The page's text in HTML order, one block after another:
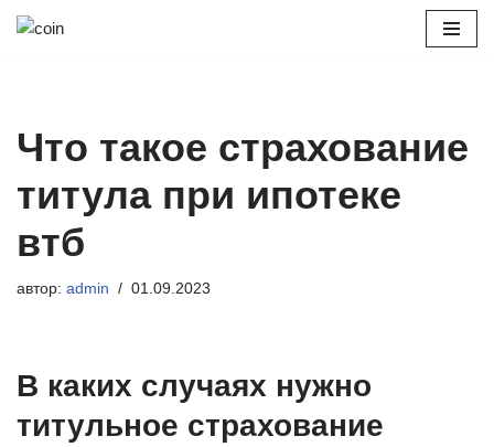
Что такое страхование
титула при ипотеке
втб
автор: admin 01.09.2023
В каких случаях нужно
титульное страхование